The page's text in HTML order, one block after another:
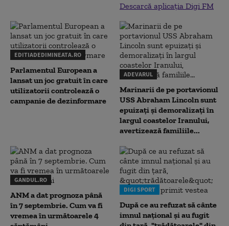
Descarcă aplicația Digi FM
EDITIADEDIMINEATA.RO
Parlamentul European a
lansat un joc gratuit în care
utilizatorii controlează o
campanie de dezinformare
ADEVARUL
Marinarii de pe portavionul
USS Abraham Lincoln sunt
epuizați și demoralizați în
largul coastelor Iranului,
avertizează familiile...
GANDUL.RO
ANM a dat prognoza până
în 7 septembrie. Cum va fi
vremea în următoarele 4
DIGI SPORT
După ce au refuzat să cânte
imnul naţional şi au fugit